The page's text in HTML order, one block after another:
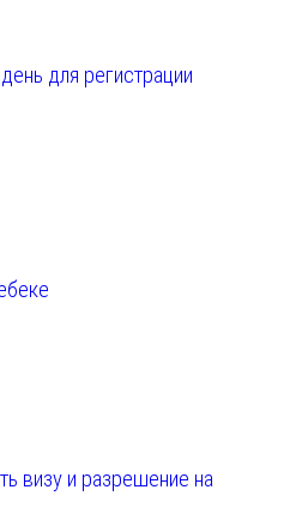
для регистрации
визу и разрешение на